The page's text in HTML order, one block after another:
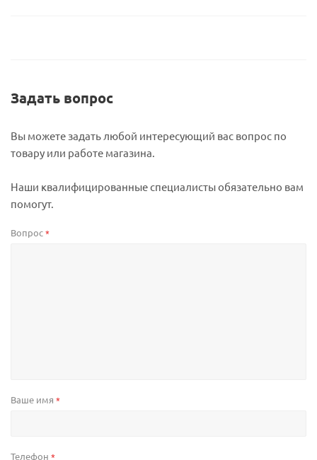
Задать вопрос
Вы можете задать любой интересующий вас вопрос по
товару или работе магазина.
Наши квалифицированные специалисты обязательно вам
помогут.
Вопрос*
Ваше имя *
Телефон *